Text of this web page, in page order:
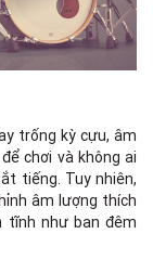
trống kỳ cựu, âm
chơi và không ai
tiếng. Tuy nhiên,
âm lượng thích
tĩnh như ban đêm